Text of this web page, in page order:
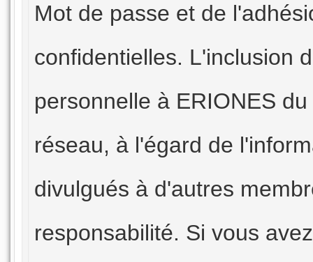
Mot de passe et de
confidentielles. L'inclusion
personnelle à ERIONES
réseau, à l'égard de
divulgués à d'autres
responsabilité. Si vous